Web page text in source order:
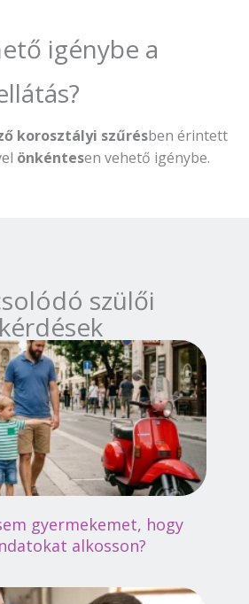
igénybe a
korosztályi szűrésben érintett
önkéntesen vehető igénybe.
szülői
kérdések
gyermekemet, hogy
alkosson?